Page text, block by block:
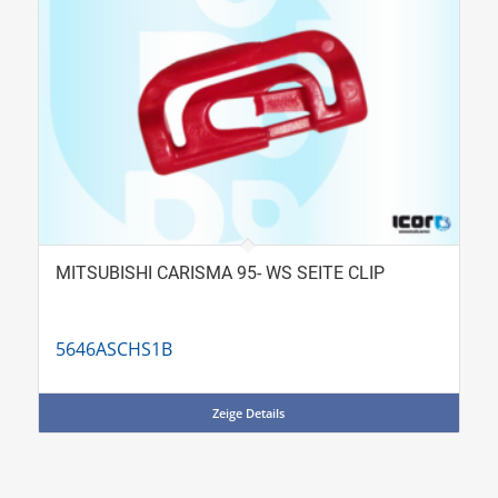
MITSUBISHI CARISMA 95- WS SEITE CLIP
5646ASCHS1B
Zeige Details